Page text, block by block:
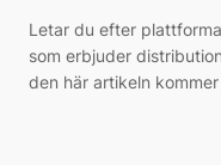
Letar du efter
som erbjuder
den här artikeln